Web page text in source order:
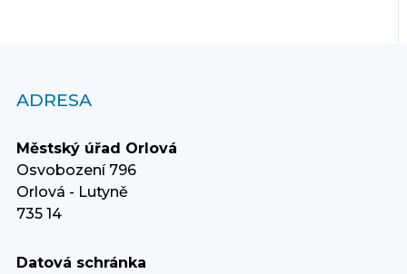
ADRESA
Městský úřad Orlová
Osvobození 796
Orlová - Lutyně
735 14
Datová schránka